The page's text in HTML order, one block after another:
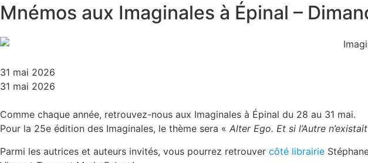
Mnémos aux Imaginales à Épinal –
31 mai 2026
31 mai 2026
Comme chaque année, retrouvez-nous aux Imaginales à Épinal du 28 au 31 mai.
Pour la 25e édition des Imaginales, le thème sera « Alter Ego. Et si l’Autre
Parmi les autrices et auteurs invités, vous pourrez retrouver côté librairie